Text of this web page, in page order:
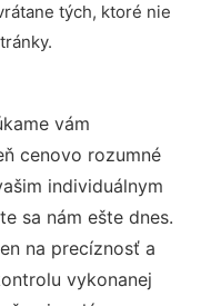
tých, ktoré nie
vám
cenovo rozumné
individuálnym
sa nám ešte dnes.
na precíznosť a
vykonanej